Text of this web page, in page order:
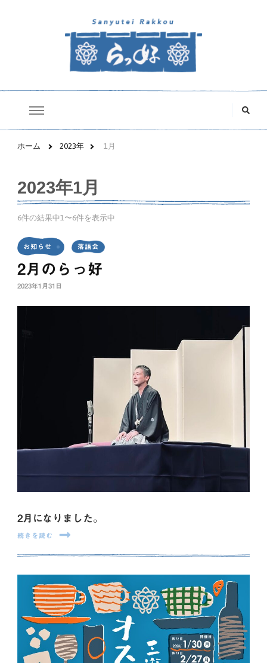
探
?
ホーム 2023年 1月
2023年1月
6件の結果中1〜6件を表示中
お知らせ 落語会
2月のらっ好
2023年1月31日
2月になりました。
続きを読む